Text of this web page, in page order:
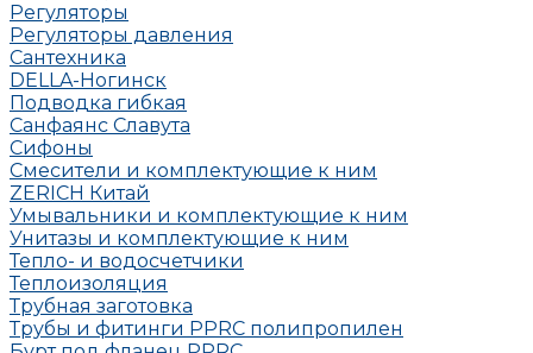
Регуляторы
Регуляторы давления
Сантехника
DELLA-Ногинск
Подводка гибкая
Санфаянс Славута
Сифоны
Смесители и комплектующие к ним
ZERICH Китай
Умывальники и комплектующие к ним
Унитазы и комплектующие к ним
Тепло- и водосчетчики
Теплоизоляция
Трубная заготовка
Трубы и фитинги PPRC полипропилен